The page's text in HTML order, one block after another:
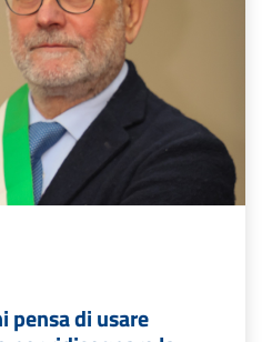
pensa di usare